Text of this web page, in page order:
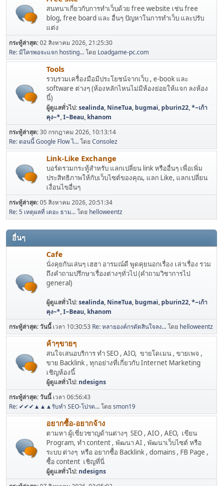
สนทนาเกี่ยวกับการทำเว็บด้วย free website เช่น free
blog, free board และ อื่นๆ ปัญหาในการทำเว็บ และปรับ
แต่ง
กระทู้ล่าสุด:02 สิงหาคม 2026, 21:25:30
Re: มีใครพอจะแจก hosting...โดย Loadgame-pc.com
Tools
รวบรวมเครื่องมือมีประโยชน์จากเว็บ , e-book และ
software ต่างๆ (ห้องหลักไหนไม่มีห้องย่อยให้แจก ลงห้อง
นี้)
ผู้ดูแลทั่วไป:sealinda, NineTua, bugmai, pburin22,*~เก้า
คุง~*,I~Beau, khanom
กระทู้ล่าสุด:30 กรกฎาคม 2026, 10:13:14
Re: ตอนนี้ Google Flow ไ...โดย Consolez
Link-Like Exchange
บอร์ดรวมกระทู้สำหรับ แลกเปลี่ยน link หรืออื่นๆ เพื่อเพิ่ม
ประสิทธิภาพให้กับเว็บไซต์ของคุณ, แลก Like, แลกเปลี่ยน
เงื่อนไขอื่นๆ
กระทู้ล่าสุด:05 สิงหาคม 2026, 20:51:34
Re: 5 เหตุผลที่ เดอะ ธาม...โดย helloweentz
อื่นๆ
Cafe
นั่งคุยกันเล่นๆ เฮฮา อารมณ์ดี พูดคุยนอกเรื่อง เล่าเรื่อง รวม
ถึงคำถามปรึกษาเรื่องต่างๆทั่วไป (คำถามวิชาการไป
general)
ผู้ดูแลทั่วไป:sealinda, NineTua, bugmai, pburin22,*~เก้า
คุง~*,I~Beau, khanom
กระทู้ล่าสุด:วันนี้เวลา 10:30:53 Re: หลายองค์กรตัดสินใจลง...โดย helloweentz
ค้าๆขายๆ
สนใจเสนอบริการ ทำ SEO , AIO, ขายโดเมน , ขายเพจ ,
ขาย Backlink , ทุกอย่างที่เกี่ยวกับ Internet Marketing
เชิญห้องนี้
ผู้ดูแลทั่วไป: ndesigns
กระทู้ล่าสุด:วันนี้เวลา 06:56:43
Re: ✔✔✔▲▲▲รับทำ SEO-โปรด...โดย smon19
อยากซื้อ-อยากจ้าง
ตามหา ผู้เชี่ยวชาญด้านต่างๆ SEO , AIO , AEO, เขียน
Program, ทำ content , พัฒนา AI , พัฒนาเว็บไซต์ หรือ
ระบบ ต่างๆ หรือ อยากซื้อ Backlink , domains , FB Page ,
ซื้อ content เชิญที่นี่
ผู้ดูแลทั่วไป: ndesigns